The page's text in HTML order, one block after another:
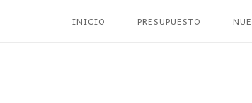
INICIO PRESUPUESTO